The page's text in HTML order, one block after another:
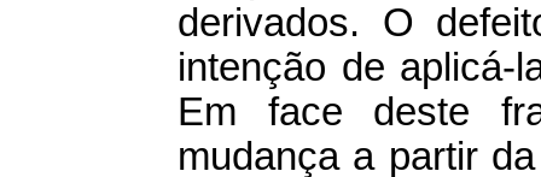
derivados. O
intenção de aplicá-
Em face deste
mudança a partir